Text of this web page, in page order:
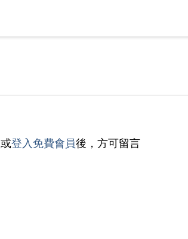
或登入免費會員後，方可留言